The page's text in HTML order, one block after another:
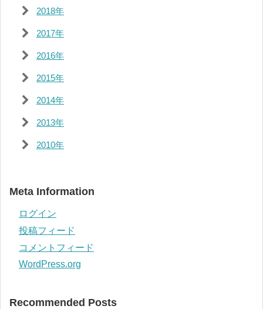
2018年
2017年
2016年
2015年
2014年
2013年
2010年
Meta Information
ログイン
投稿フィード
コメントフィード
WordPress.org
Recommended Posts